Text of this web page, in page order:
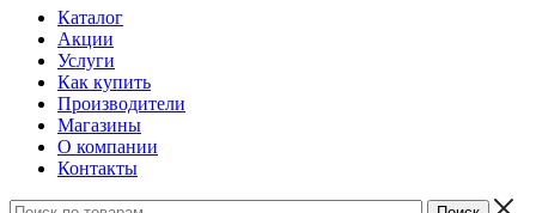
Каталог
Акции
Услуги
Как купить
Производители
Магазины
О компании
Контакты